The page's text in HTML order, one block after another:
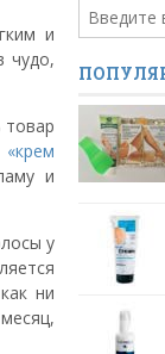
и
чудо,
товар
«крем
и
у
ни